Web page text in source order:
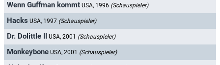
Wenn Guffman kommt USA, 1996 (Schauspieler)
Hacks USA, 1997 (Schauspieler)
Dr. Dolittle II USA, 2001 (Schauspieler)
Monkeybone USA, 2001 (Schauspieler)